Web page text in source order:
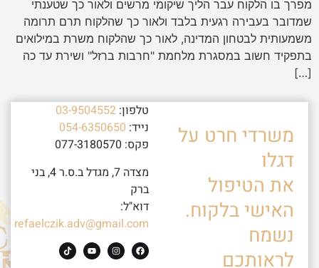
מפרך בו הלקוח עבר הליך שיקומי מרשים ולאור כך שטענתי
שמדובר בעבירה רגעית בלבד ולאור כך שהלקוח תרם תרומה
משמעותית לבטחון המדינה, לאור כך שהלקוח משרת במילואים
בתפקיד חשוב במסגרת מלחמת "חרבות ברזל" ושירת עד כה
[…]
משרדי חרט על
דגלו
את הטיפול
האישי בלקוח.
נשמח
לראותכם
טלפון: 03-9504552
נייד: 054-6350650
פקס: 077-3180570
מצדה 7, מגדל ב.ס.ר 4, בני
ברק
דוא"ל:
refaelczik.adv@gmail.com